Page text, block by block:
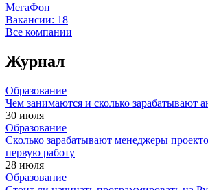
МегаФон
Вакансии: 18
Все компании
Журнал
Образование
Чем занимаются и сколько зарабатывают
30 июля
Образование
Сколько зарабатывают менеджеры
первую работу
28 июля
Образование